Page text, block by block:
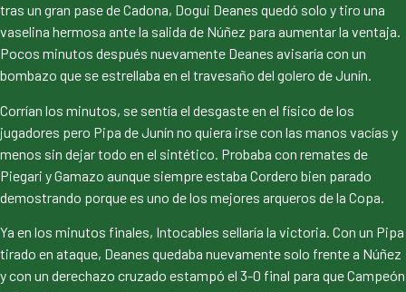
tras un gran pase de Cadona, Dogui Deanes quedó solo y tiro una
vaselina hermosa ante la salida de Núñez para aumentar la ventaja.
Pocos minutos después nuevamente Deanes avisaría con un
bombazo que se estrellaba en el travesaño del golero de Junín.
Corrían los minutos, se sentía el desgaste en el físico de los
jugadores pero Pipa de Junín no quiera irse con las manos vacías y
menos sin dejar todo en el sintético. Probaba con remates de
Piegari y Gamazo aunque siempre estaba Cordero bien parado
demostrando porque es uno de los mejores arqueros de la Copa.
Ya en los minutos finales, Intocables sellaría la victoria. Con un Pipa
tirado en ataque, Deanes quedaba nuevamente solo frente a Núñez
y con un derechazo cruzado estampó el 3-0 final para que Campeón